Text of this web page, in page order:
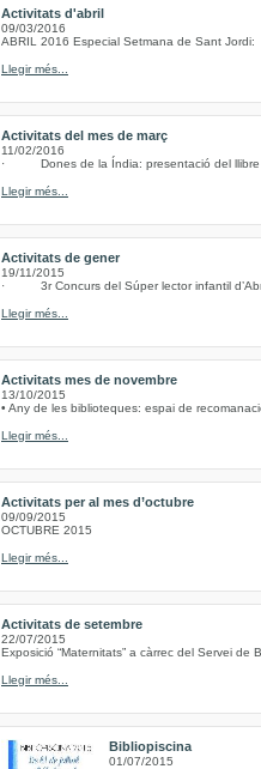
Activitats d'abril
09/03/2016
ABRIL 2016 Especial Setmana de Sant Jordi:
Llegir més...
Activitats del mes de març
11/02/2016
· Dones de la Índia: presentació del llibre
Llegir més...
Activitats de gener
19/11/2015
· 3r Concurs del Súper lector infantil
Llegir més...
Activitats mes de novembre
13/10/2015
• Any de les biblioteques: espai de
Llegir més...
Activitats per al mes d’octubre
09/09/2015
OCTUBRE 2015
Llegir més...
Activitats de setembre
22/07/2015
Exposició “Maternitats” a càrrec del Servei de
Llegir més...
Bibliopiscina
01/07/2015